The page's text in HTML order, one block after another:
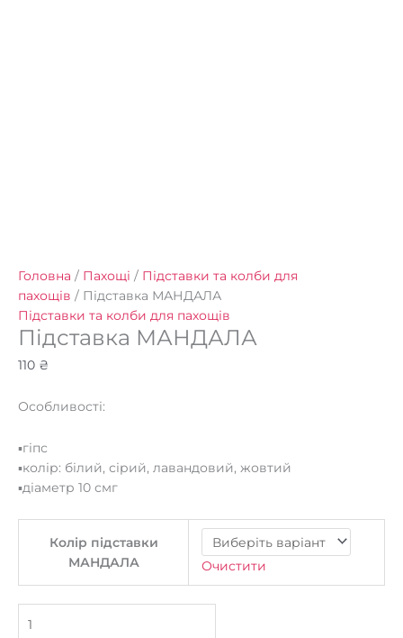
Головна / Пахощі / Підставки та колби для
пахощів / Підставка МАНДАЛА
Підставки та колби для пахощів
Підставка МАНДАЛА
110 ₴
Особливості:
▪️гіпс
▪️колір: білий, сірий, лавандовий, жовтий
▪️діаметр 10 смг
Колір підставки
МАНДАЛА
Очистити